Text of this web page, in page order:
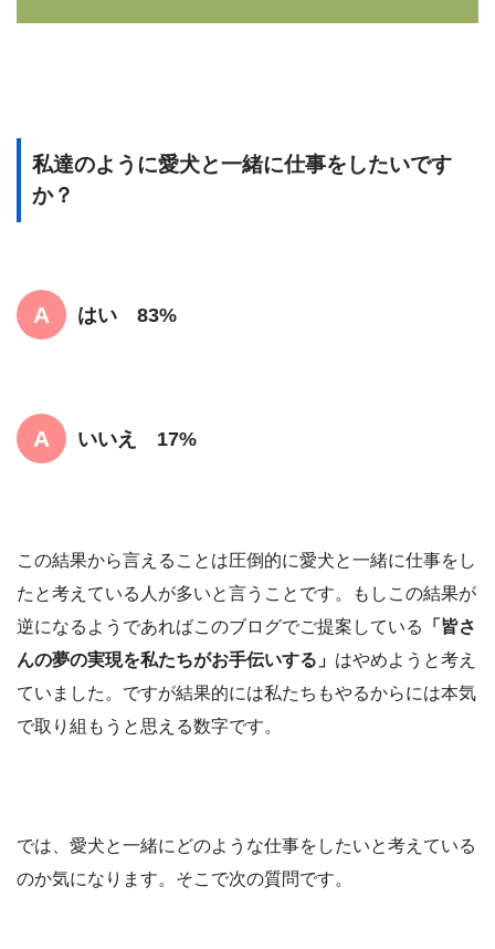
私達のように愛犬と一緒に仕事をしたいです
か？
はい 83%
いいえ 17%
この結果から言えることは圧倒的に愛犬と一緒に仕事をし
たと考えている人が多いと言うことです。もしこの結果が
逆になるようであればこのブログでご提案している
「皆さ
んの夢の実現を私たちがお手伝いする」 はやめようと考え
ていました。ですが結果的には私たちもやるからには本気
で取り組もうと思える数字です。
では、愛犬と一緒にどのような仕事をしたいと考えている
のか気になります。そこで次の質問です。